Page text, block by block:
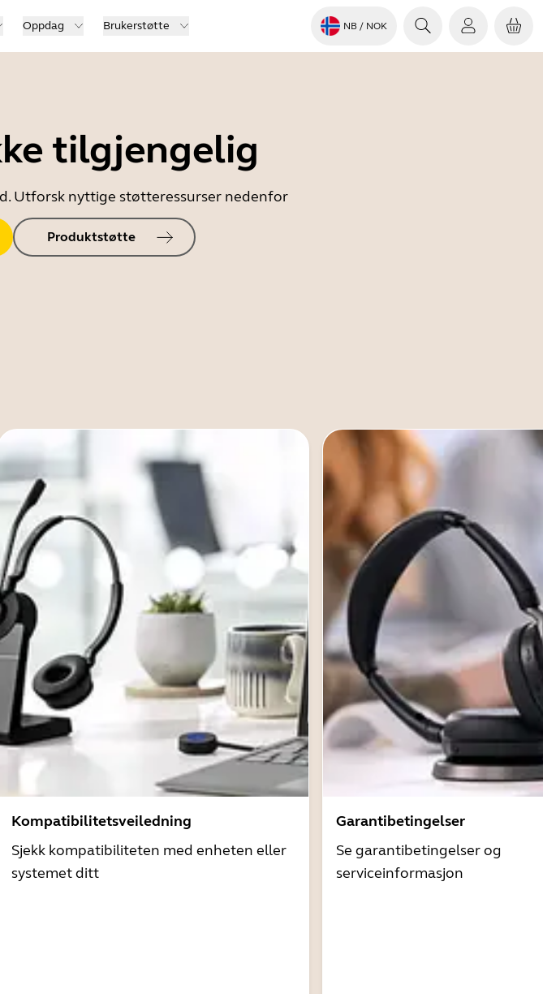
Oppdag Brukerstøtte NB / NOK
tilgjengelig
Utforsk nyttige støtteressurser nedenfor
Produktstøtte
Kompatibilitetsveiledning
Sjekk kompatibiliteten med enheten eller
systemet ditt
Garantibetingelser
Se garantibetingelser og
serviceinformasjon